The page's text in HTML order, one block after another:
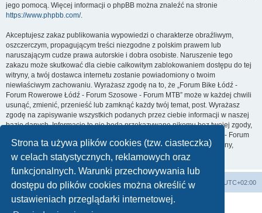
Strona ta używa plików cookies (tzw. ciasteczka)
w celach statystycznych, reklamowych oraz
funkcjonalnych. Warunki przechowywania lub
dostępu do plików cookies można określić w
ustawieniach przeglądarki internetowej.
jego pomocą. Więcej informacji o phpBB można znaleźć na stronie
https://www.phpbb.com/.
Akceptujesz zakaz publikowania wypowiedzi o charakterze obraźliwym,
oszczerczym, propagującym treści niezgodne z polskim prawem lub
naruszającym cudze prawa autorskie i dobra osobiste. Naruszenie tego
zakazu może skutkować dla ciebie całkowitym zablokowaniem dostępu do tej
witryny, a twój dostawca internetu zostanie powiadomiony o twoim
niewłaściwym zachowaniu. Wyrażasz zgodę na to, że „Forum Bike Łódź -
Forum Rowerowe Łódź - Forum Szosowe - Forum MTB” może w każdej chwili
usunąć, zmienić, przenieść lub zamknąć każdy twój temat, post. Wyrażasz
zgodę na zapisywanie wszystkich podanych przez ciebie informacji w naszej
bazie danych. Informacje te nie będą przekazywane nikomu bez twojej zgody,
ale ani „Forum Bike Łódź - Forum Rowerowe Łódź - Forum Szosowe - Forum
MTB”, ani phpBB nie ponosi odpowiedzialności za włamania do witryny,
podczas których może dojść do kradzieży danych.
Forum Bike Łódź - Forum Rowerowe Łódź - Forum Szosowe - Forum MTB Strona Główna Strefa czasowa UTC+02:00
Linki partnerskie: strony www lodz Fotografia Analogowa